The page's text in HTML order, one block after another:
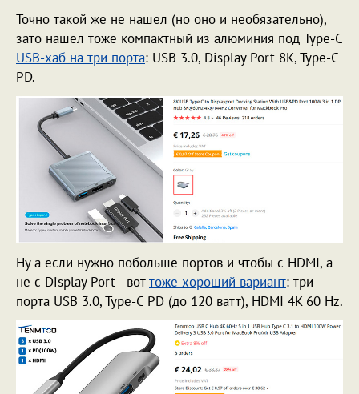
Точно такой же не нашел (но оно и необязательно),
зато нашел тоже компактный из алюминия под Type-C
USB-хаб на три порта: USB 3.0, Display Port 8K, Type-C
PD.
Ну а если нужно побольше портов и чтобы с HDMI, а
не с Display Port - воттоже хороший вариант: три
порта USB 3.0, Type-C PD (до 120 ватт), HDMI 4K 60 Hz.